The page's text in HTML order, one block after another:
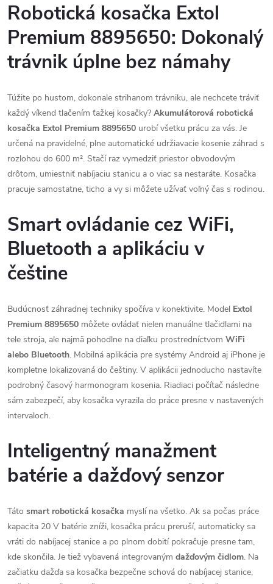
Robotická kosačka Extol
Premium 8895650: Dokonalý
trávnik úplne bez námahy
Túžite po hustom, dokonale strihanom trávniku, ale nechcete tráviť
každý víkend tlačením ťažkej kosačky? Akumulátorová robotická
kosačka Extol Premium 8895650 urobí všetku prácu za vás. Je
určená na pravidelné, plne automatické udržiavacie kosenie záhrad s
rozlohou do 600 m². Stačí raz vymedziť priestor obvodovým
drôtom, umiestniť nabíjaciu stanicu a o viac sa nestaráte. Kosačka
pracuje samostatne, ticho a vy si môžete užívať voľný čas s rodinou.
Smart ovládanie cez WiFi,
Bluetooth a aplikáciu v
češtine
Budúcnosť záhradnej techniky spočíva v konektivite. Model Extol
Premium 8895650 môžete ovládať nielen manuálne tlačidlami na
tele stroja, ale najmä pohodlne na diaľku prostredníctvom WiFi
alebo Bluetooth. Mobilná aplikácia pre systémy Android aj iPhone je
kompletne lokalizovaná do češtiny. V aplikácii jednoducho nastavíte
podrobný časový harmonogram kosenia. Riadiaci počítač následne
sám zabezpečí, aby kosačka vyrazila do práce presne v nastavených
intervaloch.
Inteligentný manažment
batérie a dažďový senzor
Táto smart robotická kosačka myslí na všetko. Ak sa počas práce
kapacita 20 V batérie zníži, kosačka prácu preruší, automaticky sa
vráti do nabíjacej stanice a po plnom dobití pokračuje presne tam,
kde skončila. Je tiež vybavená integrovaným dažďovým čidlom. Na
začiatku dažďa sa kosačka bezpečne schová do nabíjacej stanice,